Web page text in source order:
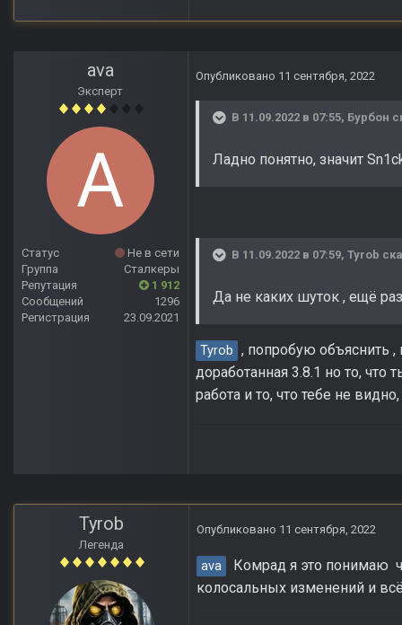
ava
Эксперт
Статус
Не в сети
Группа
Сталкеры
Репутация
1 912
Сообщений
1296
Регистрация
23.09.2021
Опубликовано 11 сентября, 2022
В 11.09.2022 в 07:55, Бурбон
Ладно понятно, значит
В 11.09.2022 в 07:59, Tyrob
Да не каких шуток , ещё
Tyrob , попробую объяснить ,
доработанная 3.8.1 но то,
работа и то, что тебе не
Tyrob
Легенда
Опубликовано 11 сентября, 2022
ava
Комрад я это понимаю
колосальных изменений и